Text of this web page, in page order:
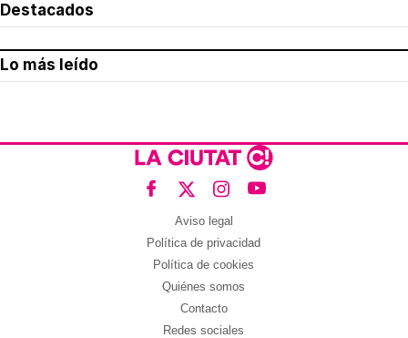
Destacados
Lo más leído
Aviso legal
Política de privacidad
Política de cookies
Quiénes somos
Contacto
Redes sociales